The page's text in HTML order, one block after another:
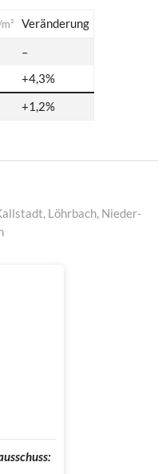
Veränderung
–
+4,3%
+1,2%
Löhrbach, Nieder-